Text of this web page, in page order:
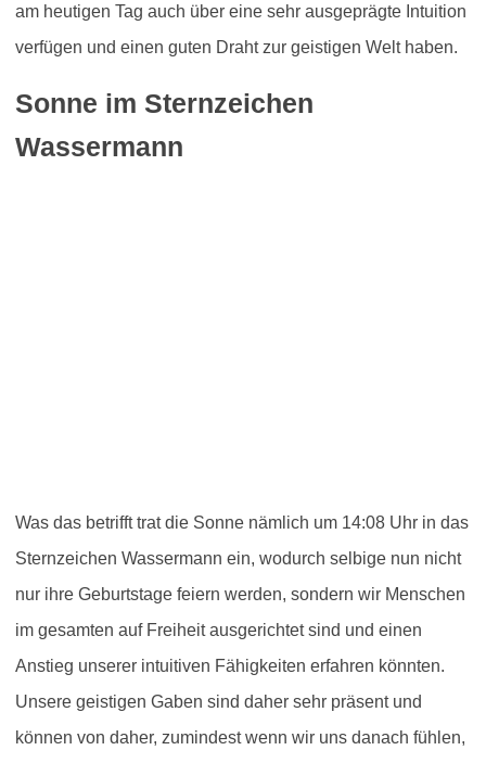
am heutigen Tag auch über eine sehr ausgeprägte Intuition
verfügen und einen guten Draht zur geistigen Welt haben.
Sonne im Sternzeichen
Wassermann
Was das betrifft trat die Sonne nämlich um 14:08 Uhr in das
Sternzeichen Wassermann ein, wodurch selbige nun nicht
nur ihre Geburtstage feiern werden, sondern wir Menschen
im gesamten auf Freiheit ausgerichtet sind und einen
Anstieg unserer intuitiven Fähigkeiten erfahren könnten.
Unsere geistigen Gaben sind daher sehr präsent und
können von daher, zumindest wenn wir uns danach fühlen,